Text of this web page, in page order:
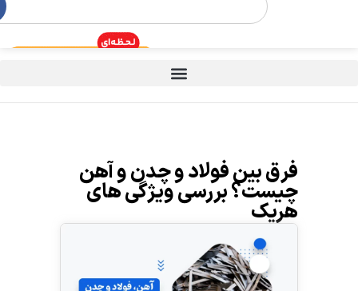
فرق بین فولاد و چدن و آهن
چیست؟ بررسی ویژگی های